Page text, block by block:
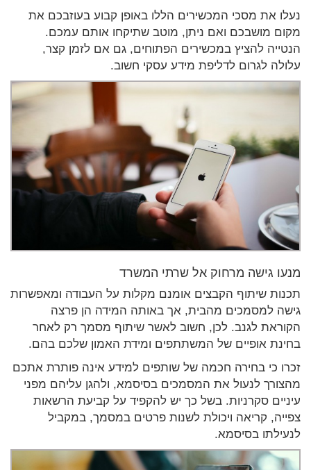
נעלו את מסכי המכשירים הללו באופן קבוע בעוזבכם את
מקום מושבכם ואם ניתן, מוטב שתיקחו אותם עמכם.
הנטייה להציץ במכשירים הפתוחים, גם אם לזמן קצר,
עלולה לגרום לדליפת מידע עסקי חשוב.
מנעו גישה מרחוק אל שרתי המשרד
תכנות שיתוף הקבצים אומנם מקלות על העבודה ומאפשרות
גישה למסמכים מהבית, אך באותה המידה הן פרצה
הקוראת לגנב. לכן, חשוב לאשר שיתוף מסמך רק לאחר
בחינת אופיים של המשתתפים ומידת האמון שלכם בהם.
זכרו כי בחירה חכמה של שותפים למידע אינה פותרת אתכם
מהצורך לנעול את המסמכים בסיסמא, ולהגן עליהם מפני
עיניים סקרניות. בשל כך יש להקפיד על קביעת הרשאות
צפייה, קריאה ויכולת לשנות פרטים במסמך, במקביל
לנעילתו בסיסמא.